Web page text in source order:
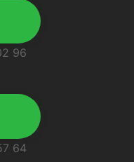
636 02 96
610 57 64